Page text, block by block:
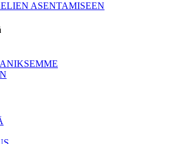
ASENTAMISEEN